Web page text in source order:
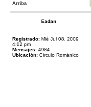
Arriba
Eadan
Registrado: Mié Jul 08, 2009
4:02 pm
Mensajes: 4984
Ubicación: Círculo Románico